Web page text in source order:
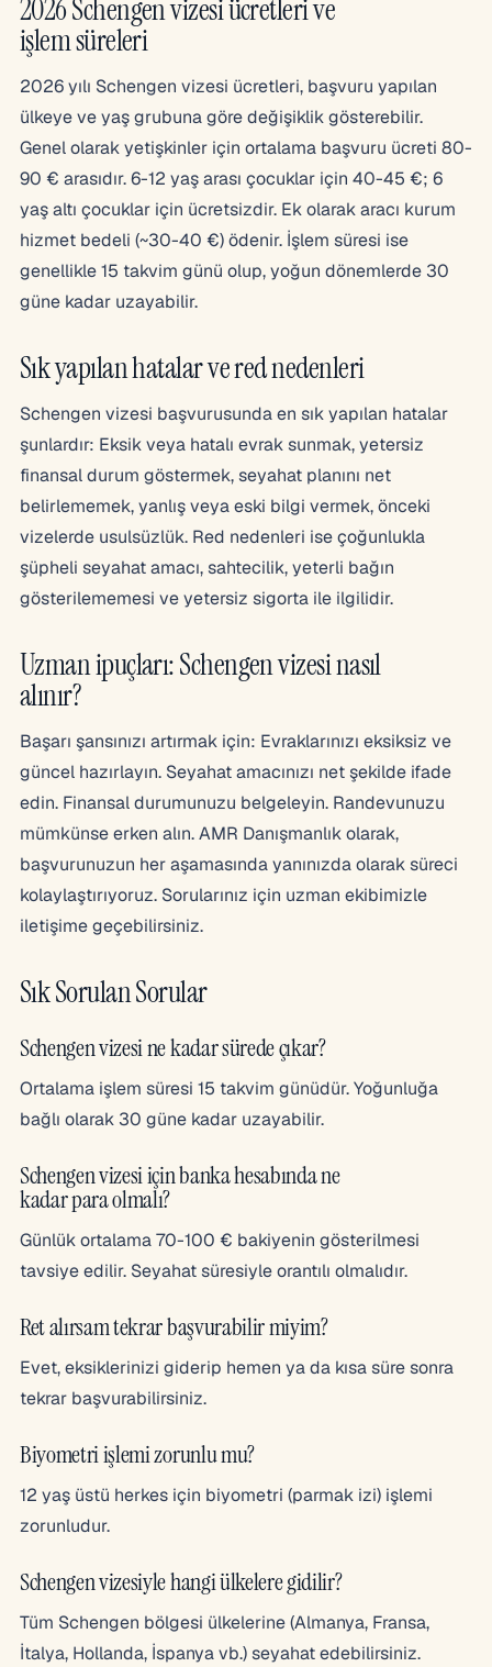
2026 Schengen vizesi ücretleri ve
işlem süreleri
2026 yılı Schengen vizesi ücretleri, başvuru yapılan
ülkeye ve yaş grubuna göre değişiklik gösterebilir.
Genel olarak yetişkinler için ortalama başvuru ücreti 80-
90 € arasıdır. 6-12 yaş arası çocuklar için 40-45 €; 6
yaş altı çocuklar için ücretsizdir. Ek olarak aracı kurum
hizmet bedeli (~30-40 €) ödenir. İşlem süresi ise
genellikle 15 takvim günü olup, yoğun dönemlerde 30
güne kadar uzayabilir.
Sık yapılan hatalar ve red nedenleri
Schengen vizesi başvurusunda en sık yapılan hatalar
şunlardır: Eksik veya hatalı evrak sunmak, yetersiz
finansal durum göstermek, seyahat planını net
belirlememek, yanlış veya eski bilgi vermek, önceki
vizelerde usulsüzlük. Red nedenleri ise çoğunlukla
şüpheli seyahat amacı, sahtecilik, yeterli bağın
gösterilememesi ve yetersiz sigorta ile ilgilidir.
Uzman ipuçları: Schengen vizesi nasıl
alınır?
Başarı şansınızı artırmak için: Evraklarınızı eksiksiz ve
güncel hazırlayın. Seyahat amacınızı net şekilde ifade
edin. Finansal durumunuzu belgeleyin. Randevunuzu
mümkünse erken alın. AMR Danışmanlık olarak,
başvurunuzun her aşamasında yanınızda olarak süreci
kolaylaştırıyoruz. Sorularınız için uzman ekibimizle
iletişime geçebilirsiniz.
Sık Sorulan Sorular
Schengen vizesi ne kadar sürede çıkar?
Ortalama işlem süresi 15 takvim günüdür. Yoğunluğa
bağlı olarak 30 güne kadar uzayabilir.
Schengen vizesi için banka hesabında ne
kadar para olmalı?
Günlük ortalama 70-100 € bakiyenin gösterilmesi
tavsiye edilir. Seyahat süresiyle orantılı olmalıdır.
Ret alırsam tekrar başvurabilir miyim?
Evet, eksiklerinizi giderip hemen ya da kısa süre sonra
tekrar başvurabilirsiniz.
Biyometri işlemi zorunlu mu?
12 yaş üstü herkes için biyometri (parmak izi) işlemi
zorunludur.
Schengen vizesiyle hangi ülkelere gidilir?
Tüm Schengen bölgesi ülkelerine (Almanya, Fransa,
İtalya, Hollanda, İspanya vb.) seyahat edebilirsiniz.